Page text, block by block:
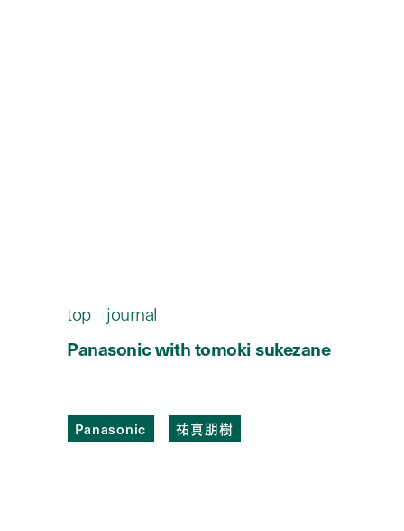
top/ journal
Panasonicwith tomoki sukezane
Panasonic 祐真朋樹